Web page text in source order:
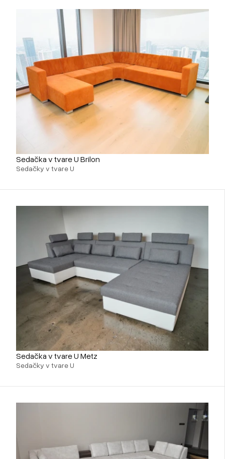
Sedačka v tvare U Brilon
Sedačky v tvare U
Sedačka v tvare U Metz
Sedačky v tvare U